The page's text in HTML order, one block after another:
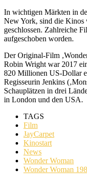
In wichtigen Märkten in
New York, sind die Kinos
geschlossen. Zahlreiche
aufgeschoben worden.
Der Original-Film
Robin Wright war 2017
820 Millionen US-Dollar
Regisseurin Jenkins
Schauplätzen in drei
in London und den USA.
TAGS
Film
JayCarpet
Kinostart
News
Wonder Woman
Wonder Woman